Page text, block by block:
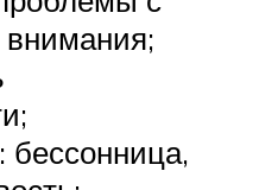
внимания;
бессонница,